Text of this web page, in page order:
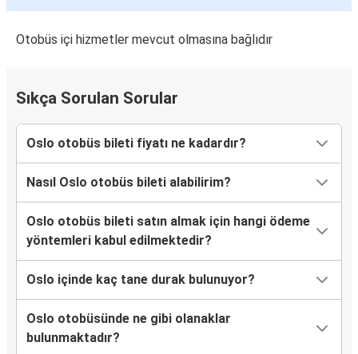
Kopenhag Havalimanı (Kastrup)
Oslo
Drammen Bangeløkka
Lund
Oslo
Amsterdam
Oslo
Oslo
Lund
Otobüs içi hizmetler mevcut olmasına bağlıdır
Sıkça Sorulan Sorular
Oslo otobüs bileti fiyatı ne kadardır?
Nasıl Oslo otobüs bileti alabilirim?
Oslo otobüs bileti satın almak için hangi ödeme
yöntemleri kabul edilmektedir?
Oslo içinde kaç tane durak bulunuyor?
Oslo otobüsünde ne gibi olanaklar
bulunmaktadır?